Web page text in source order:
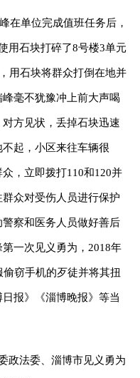
在单位完成值班任务后，
用石块打碎了8号楼3单元
用石块将群众打倒在地并
毫不犹豫冲上前大声喝
方见状，丢掉石块迅速
起，小区来往车辆很
，立即拨打110和120并
众对受伤人员进行保护
察和医务人员做好善后
一次见义勇为，2018年
窃手机的歹徒并将其扭
报》《淄博晚报》等当
政法委、淄博市见义勇为